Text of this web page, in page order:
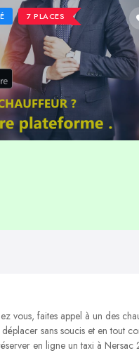
7 PLACES
vous, faites appel à un des
sans soucis et en tout
en ligne un taxi à